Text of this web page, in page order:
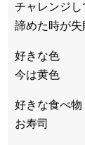
チャレンジし
諦めた時が失
好きな色
今は黄色
好きな食べ物
お寿司